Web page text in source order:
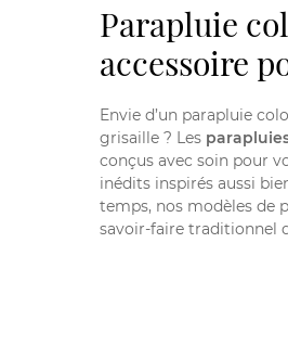
Parapluie
accessoire
Envie d’un parapluie
grisaille ? Les
conçus avec soin pour
inédits inspirés aussi
temps, nos modèles de
savoir-faire traditionnel